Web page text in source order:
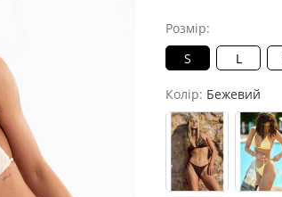
Розмір:
S
L
Колір: Бежевий